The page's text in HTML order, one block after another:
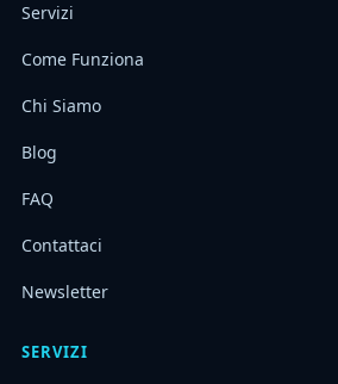
Servizi
Come Funziona
Chi Siamo
Blog
FAQ
Contattaci
Newsletter
SERVIZI